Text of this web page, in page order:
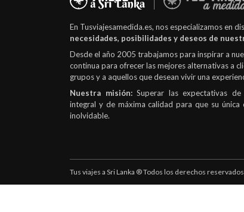
En Tusviajesamedida.es, nos especializamos en
necesidades, posibilidades y deseos de
Desde el año 2005 trabajamos para inspirar a
continua para ofrecer las mejores alternativas a
grupos y a aquellos que desean vivir una
Nuestra misión:Superar las expectativas de
integral y de máxima calidad para que su única
inolvidable.
Tus viajes a Sri Lanka ® Todos los derechos reservados